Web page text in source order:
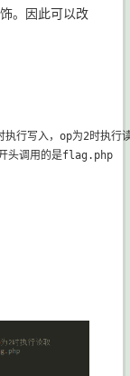
。因此可以改
写入，op为2时执行
调用的是flag.php